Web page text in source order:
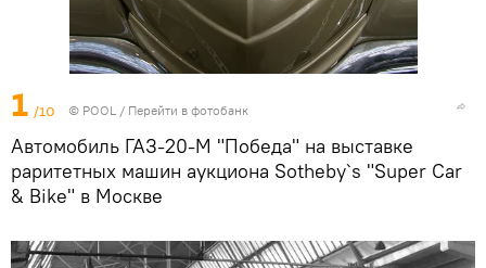
1 /10 © POOL / Перейти в фотобанк
Автомобиль ГАЗ-20-М "Победа" на выставке
раритетных машин аукциона Sotheby`s "Super Car
& Bike" в Москве